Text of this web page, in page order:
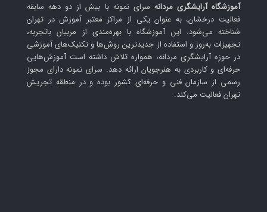
آموزشگاه آرایشگری مردانه سرای نمونه با بیش از دو دهه سابقه
فعالیت درخشان، به عنوان یکی از مراکز معتبر آموزش در تهران
شناخته می‌شود. این آموزشگاه با بهره‌مندی از مربیان باتجربه،
تجهیزات به‌روز و استفاده از جدیدترین روش‌ها و تکنیک‌های آموزشی
در حوزه آرایشگری مردانه، همواره تلاش داشته است آموزش‌هایی
حرفه‌ای و کاربردی به هنرجویان ارائه دهد. سرای نمونه دارای مجوز
رسمی از سازمان فنی و حرفه‌ای کشور بوده و در منطقه تجریش
تهران فعالیت می‌کند.